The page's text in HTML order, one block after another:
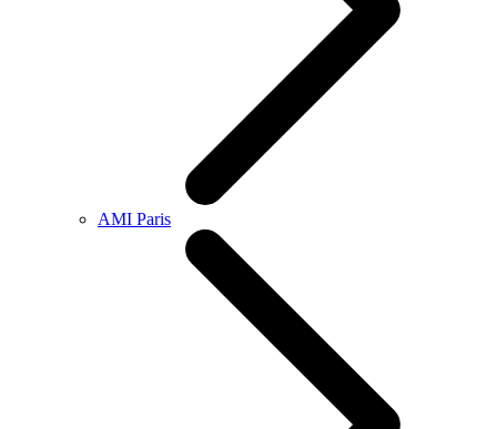
AMI Paris